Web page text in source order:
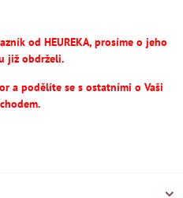
od HEUREKA, prosíme o jeho
již obdrželi.
a podělíte se s ostatními o Vaši